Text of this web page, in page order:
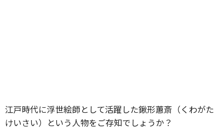
江戸時代に浮世絵師として活躍した鍬形蕙斎（くわがた
けいさい）という人物をご存知でしょうか？